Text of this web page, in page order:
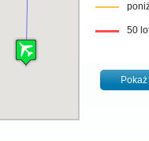
50